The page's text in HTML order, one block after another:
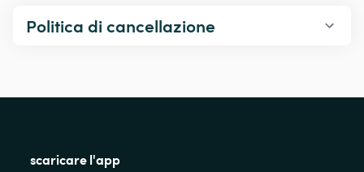
Politica di cancellazione
scaricare l'app